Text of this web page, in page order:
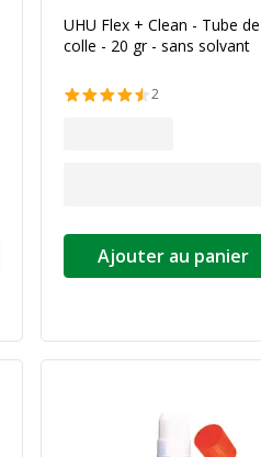
UHU Flex + Clean - Tube de
colle - 20 gr - sans solvant
2
Ajouter au panier